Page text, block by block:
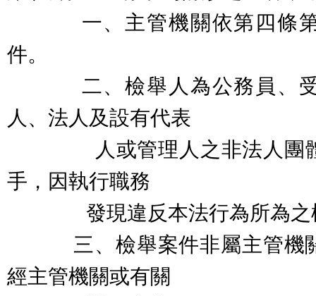
一、主管機關依第四條第
件。
二、檢舉人為公務員、受
人、法人及設有代表
人或管理人之非法人團體
手，因執行職務
發現違反本法行為所為之
三、檢舉案件非屬主管機關
經主管機關或有關